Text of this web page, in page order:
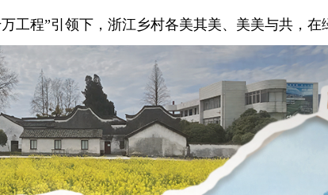
程”引领下，浙江乡村各美其美、美美与共，在